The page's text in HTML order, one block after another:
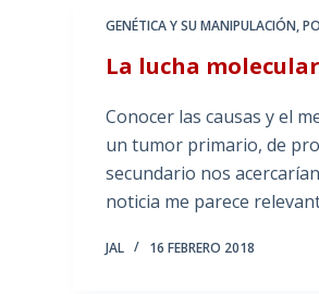
GENÉTICA Y SU MANIPULACIÓN,
La lucha
Conocer las causas y el
un tumor primario, de
secundario nos
noticia me parece
JAL 16 FEBRERO 2018